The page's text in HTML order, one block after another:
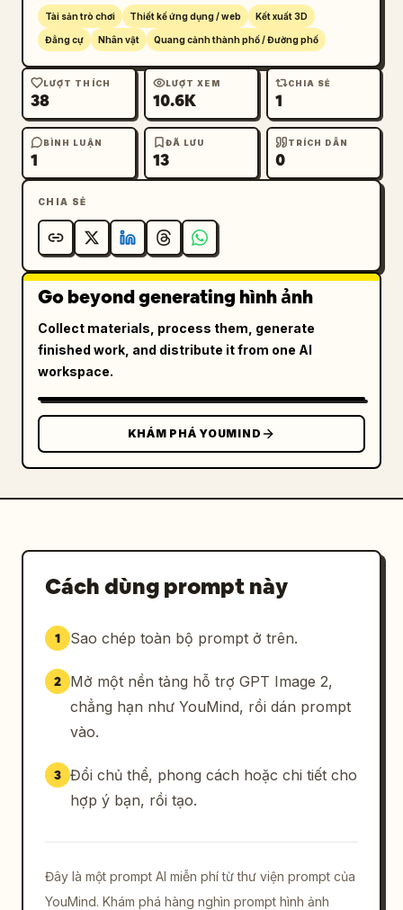
trạng thái ở giữa phía dưới hiển thị "Lv.12"
và "1286/1286" cùng thanh HP màu xanh lá cây,
tượng bong bóng thoại và văn bản tiếng Nhật
"話す" cùng biểu tượng nút "A", và 4 nút hành
động hình tròn ở góc dưới bên phải bao gồm 1
nút tấn công bằng kiếm lớn màu xanh dương và
3 nút kỹ năng nhỏ hơn xung quanh. Cảm giác
cao, ấm cúng và mang tính hội họa, nhưng với
một khuôn mặt bị lỗi kỳ quái khiến hình ảnh
trông giống như một ảnh chụp màn hình bị lỗi
ma quái.
Tài sản trò chơi Thiết kế ứng dụng / web Kết xuất 3D
Đẳng cự Nhân vật Quang cảnh thành phố / Đường phố
LƯỢT THÍCH
38
LƯỢT XEM
10.6K
CHIA SẺ
1
BÌNH LUẬN
1
ĐÃ LƯU
13
TRÍCH DẪN
0
CHIA SẺ
Go beyond generating hình ảnh
Collect materials, process them, generate
finished work, and distribute it from one AI
workspace.
KHÁM PHÁ YOUMIND
Cách dùng prompt này
1 Sao chép toàn bộ prompt ở trên.
2
Mở một nền tảng hỗ trợ GPT Image 2,
chẳng hạn như YouMind, rồi dán prompt
vào.
3 Đổi chủ thể, phong cách hoặc chi tiết cho
hợp ý bạn, rồi tạo.
Đây là một prompt AI miễn phí từ thư viện prompt của
YouMind. Khám phá hàng nghìn prompt hình ảnh